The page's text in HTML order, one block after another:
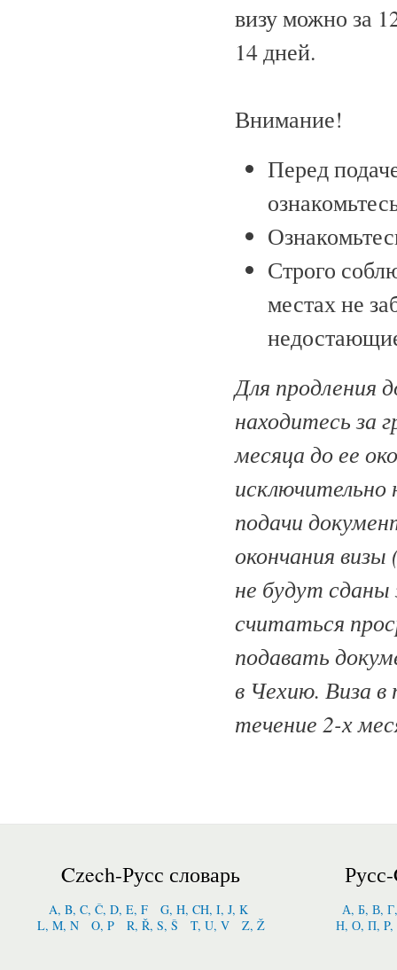
визу можно за
14 дней.
Внимание!
Перед
Строго
местах не
Для продления
находитесь за
месяца до ее
подачи
окончания
не будут сданы
считаться
подавать
в Чехию. Виза в
течение 2-х
Czech-Русс словарь
A, B, C, Č, D, E, F
G, H, CH, I, J, K
L, M, N
O, P R, Ř, S, Š T, U, V Z, Ž
А, Б, В,
Н, О, П,